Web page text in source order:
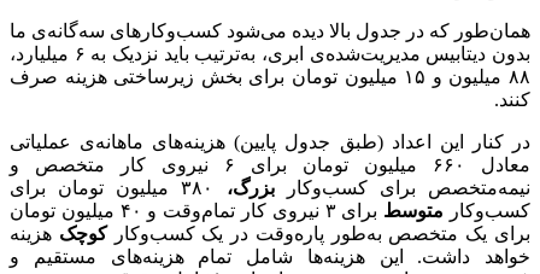
همان‌طور که در جدول بالا دیده می‌شود کسب‌وکارهای سه‌گانه‌ی ما
بدون دیتابیس مدیریت‌شده‌ی ابری، به‌ترتیب باید نزدیک به ۶ میلیارد،
۸۸ میلیون و ۱۵ میلیون تومان برای بخش زیرساختی هزینه صرف
کنند.
در کنار این اعداد (طبق جدول پایین) هزینه‌های ماهانه‌ی عملیاتی
معادل ۶۶۰ میلیون تومان برای ۶ نیروی کار متخصص و
نیمه‌متخصص برای کسب‌وکار
بزرگ،
۳۸۰ میلیون تومان برای
کسب‌وکار
متوسط
برای ۳ نیروی کار تمام‌وقت و ۴۰ میلیون تومان
برای یک متخصص به‌طور پاره‌وقت در یک کسب‌وکار کوچک هزینه
خواهد داشت. این هزینه‌ها شامل تمام هزینه‌های مستقیم و